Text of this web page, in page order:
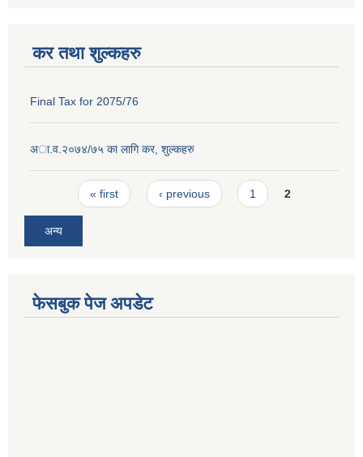
कर तथा शुल्कहरु
Final Tax for 2075/76
अा‍.व.२०७४/७५ का लागि कर, शुल्कहरु
Pages« first ‹ previous 1 2
अन्य
फेसबुक पेज अपडेट